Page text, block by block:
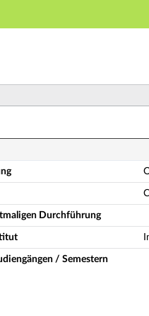
Durchführung
/ Semestern